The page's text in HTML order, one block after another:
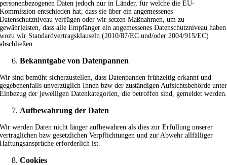
personenbezogenen Daten jedoch nur in Länder, für welche die EU-
Kommission entschieden hat, dass sie über ein angemessenes
Datenschutzniveau verfügen oder wir setzen Maßnahmen, um zu
gewährleisten, dass alle Empfänger ein angemessenes Datenschutzniveau haben
wozu wir Standardvertragsklauseln (2010/87/EC und/oder 2004/915/EC)
abschließen.
Bekanntgabe von Datenpannen
Wir sind bemüht sicherzustellen, dass Datenpannen frühzeitig erkannt und
gegebenenfalls unverzüglich Ihnen bzw der zuständigen Aufsichtsbehörde unter
Einbezug der jeweiligen Datenkategorien, die betroffen sind, gemeldet werden.
Aufbewahrung der Daten
Wir werden Daten nicht länger aufbewahren als dies zur Erfüllung unserer
vertraglichen bzw gesetzlichen Verpflichtungen und zur Abwehr allfälliger
Haftungsansprüche erforderlich ist.
Cookies